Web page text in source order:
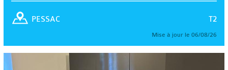
T2
PESSAC
Mise à jour le 06/08/26